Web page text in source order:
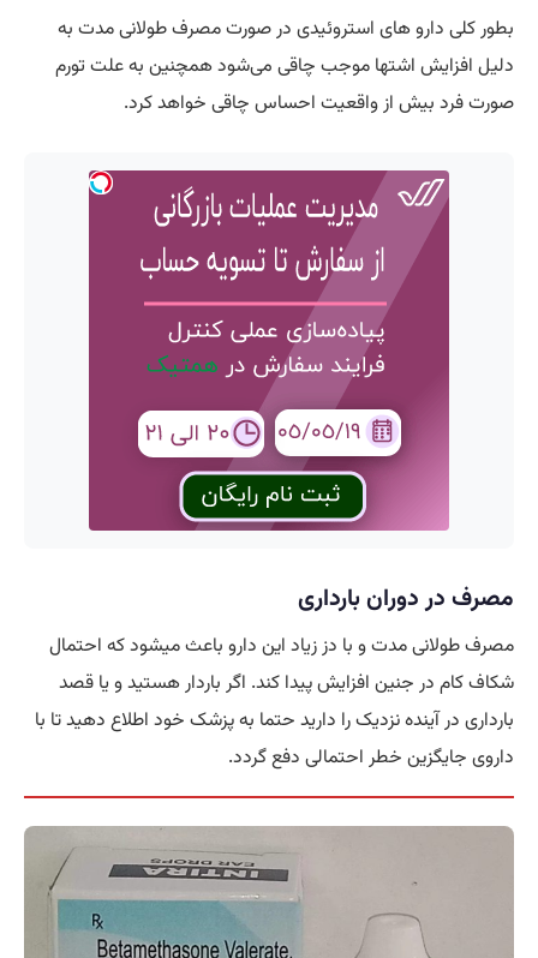
بطور کلی دارو های استروئیدی در صورت مصرف طولانی مدت به
دلیل افزایش اشتها موجب چاقی می‌شود همچنین به علت تورم
صورت فرد بیش از واقعیت احساس چاقی خواهد کرد.
مصرف در دوران بارداری
مصرف طولانی مدت و با دز زیاد این دارو باعث میشود که احتمال
شکاف کام در جنین افزایش پیدا کند. اگر باردار هستید و یا قصد
بارداری در آینده نزدیک را دارید حتما به پزشک خود اطلاع دهید تا با
داروی جایگزین خطر احتمالی دفع گردد.